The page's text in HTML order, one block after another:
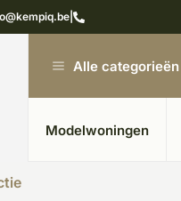
Meer dan 20 jaar
Alle categorieën
Modelwoningen